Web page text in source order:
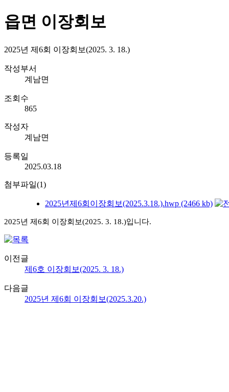
읍면 이장회보
2025년 제6회 이장회보(2025. 3. 18.)
작성부서
계남면
조회수
865
작성자
계남면
등록일
2025.03.18
첨부파일(1)
2025년제6회이장회보(2025.3.18.).hwp (2466 kb)
2025년 제6회 이장회보(2025. 3. 18.)입니다.
이전글
제6호 이장회보(2025. 3. 18.)
다음글
2025년 제6회 이장회보(2025.3.20.)